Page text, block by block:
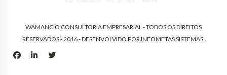
WAMANCIO CONSULTORIA EMPRESARIAL - TODOS OS DIREITOS
RESERVADOS - 2016 - DESENVOLVIDO POR INFOMETAS SISTEMAS